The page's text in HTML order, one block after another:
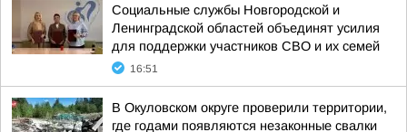
Социальные службы Новгородской и
Ленинградской областей объединят усилия
для поддержки участников СВО и их семей
16:51
В Окуловском округе проверили территории,
где годами появляются незаконные свалки